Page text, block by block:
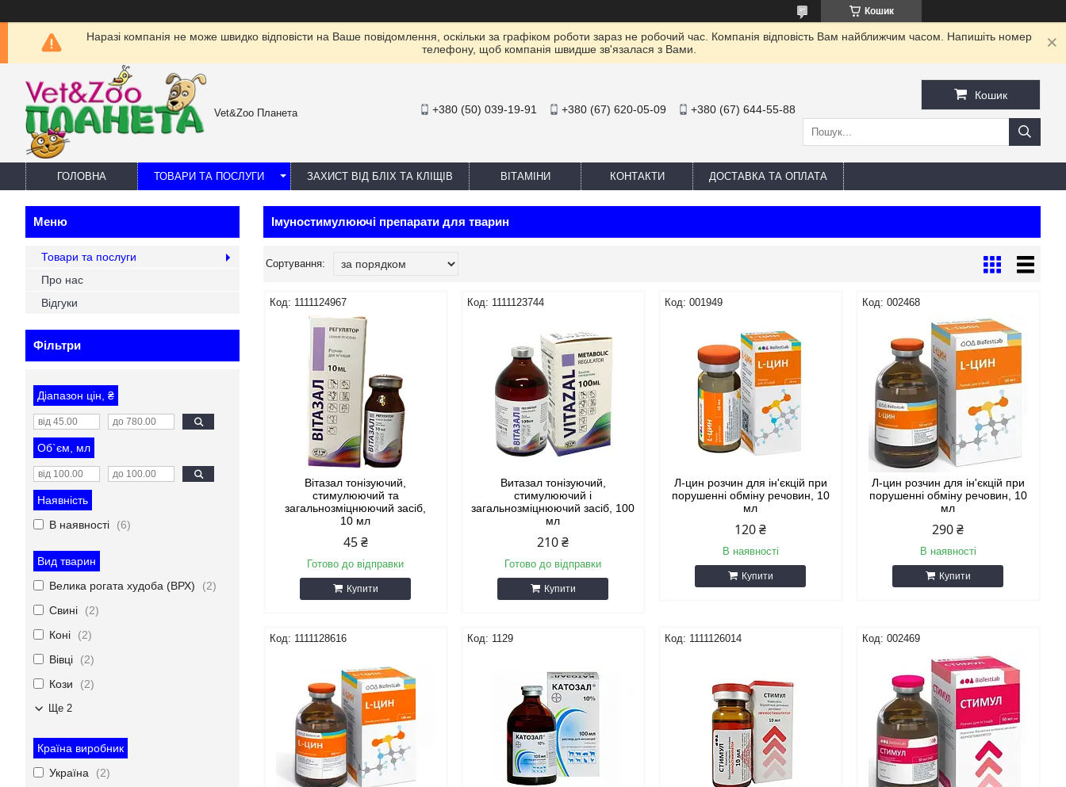
Кошик
Наразі компанія не може швидко відповісти на Ваше повідомлення, оскільки за графіком роботи зараз не робочий час. Компанія відповість Вам найближчим часом. Напишіть номер
телефону, щоб компанія швидше зв'язалася з Вами.
Vet&Zoo Планета +380 (50) 039-19-91 +380 (67) 620-05-09 +380 (67) 644-55-88
Кошик
ГОЛОВНА ТОВАРИ ТА ПОСЛУГИ ЗАХИСТ ВІД БЛІХ ТА КЛІЩІВ ВІТАМІНИ КОНТАКТИ ДОСТАВКА ТА ОПЛАТА
Імуностимулюючі препарати для тварин
1111124967
Вітазал тонізуючий,
стимулюючий та
загальнозміцнюючий засіб,
10 мл
45 ₴
Готово до відправки
Купити
1111123744
Витазал тонізуючий,
стимулюючий і
загальнозміцнюючий засіб, 100
мл
210 ₴
Готово до відправки
Купити
001949
Л-цин розчин для ін'єкцій при
порушенні обміну речовин, 10
мл
120 ₴
В наявності
Купити
002468
Л-цин розчин для ін'єкцій при
порушенні обміну речовин, 10
мл
290 ₴
В наявності
Купити
1111128616 1129 1111126014 002469
Товари та послуги
Про нас
Відгуки
Фільтри
Діапазон цін, ₴
Об`єм, мл
Наявність
В наявності
6
Вид тварин
Велика рогата худоба (ВРХ)
2
Свині
2
Коні
2
Вівці
2
Кози
2
Ще 2
Країна виробник
Україна
2